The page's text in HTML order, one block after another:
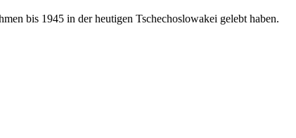
bis 1945 in der heutigen Tschechoslowakei gelebt haben.